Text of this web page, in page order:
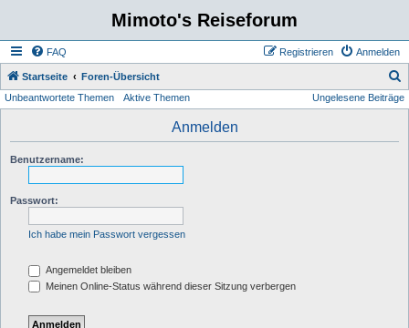
Mimoto's Reiseforum
FAQ Anmelden
Registrieren
Startseite Foren-Übersicht
u
Unbeantwortete Themen Aktive Themen Ungelesene Beiträge
Anmelden
Benutzername:
Passwort:
Ich habe mein Passwort vergessen
Angemeldet bleiben
Meinen Online-Status während dieser Sitzung verbergen